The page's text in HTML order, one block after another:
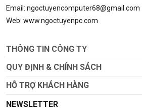
Email: ngoctuyencomputer68@gmail.com
Web: www.ngoctuyenpc.com
THÔNG TIN CÔNG TY
QUY ĐỊNH & CHÍNH SÁCH
HỖ TRỢ KHÁCH HÀNG
NEWSLETTER